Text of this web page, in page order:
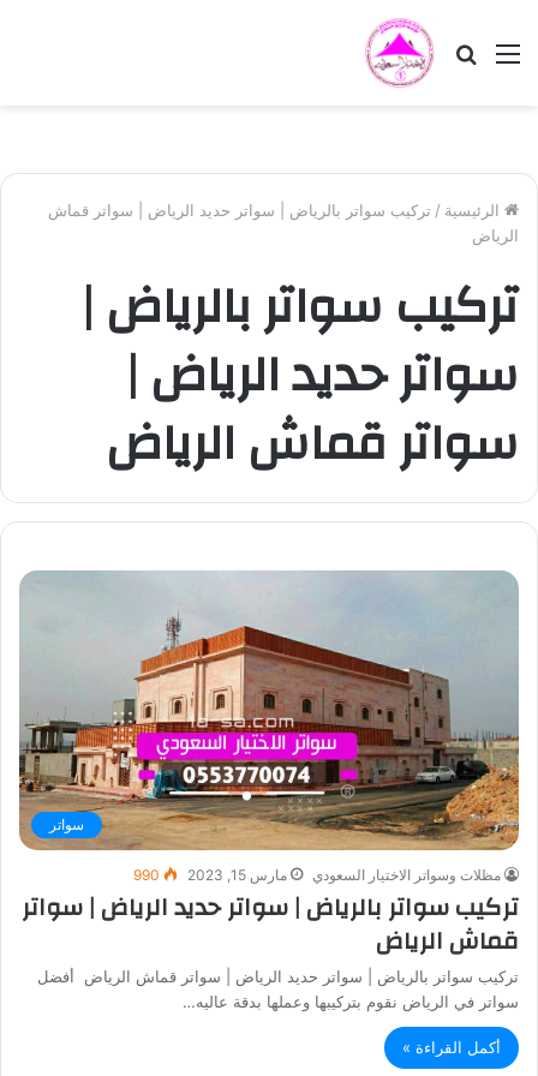
القائمة بحث
الرئيسية / تركيب سواتر بالرياض | سواتر حديد الرياض | سواتر قماش
الرياض
تركيب سواتر بالرياض |
سواتر حديد الرياض |
سواتر قماش الرياض
سواتر
مظلات وسواتر الاختيار السعودي مارس 15, 2023 990
تركيب سواتر بالرياض | سواتر حديد الرياض | سواتر
قماش الرياض
تركيب سواتر بالرياض | سواتر حديد الرياض | سواتر قماش الرياض أفضل
سواتر في الرياض نقوم بتركيبها وعملها بدقة عاليه…
أكمل القراءة »